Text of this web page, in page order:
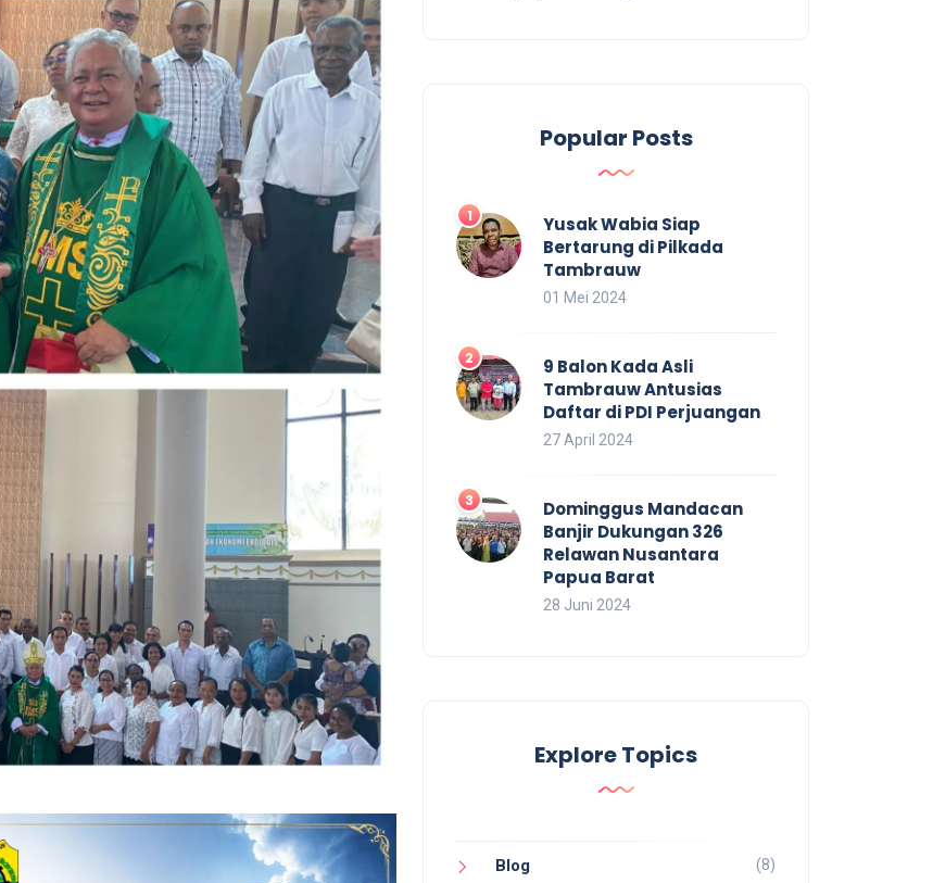
Popular Posts
Yusak Wabia Siap
Bertarung di Pilkada
Tambrauw
01 Mei 2024
9 Balon Kada Asli
Tambrauw Antusias
Daftar di PDI Perjuangan
27 April 2024
Dominggus Mandacan
Banjir Dukungan 326
Relawan Nusantara
Papua Barat
28 Juni 2024
Explore Topics
Blog (8)